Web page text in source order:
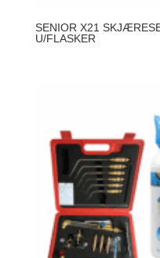
SENIOR X21
U/FLASKER